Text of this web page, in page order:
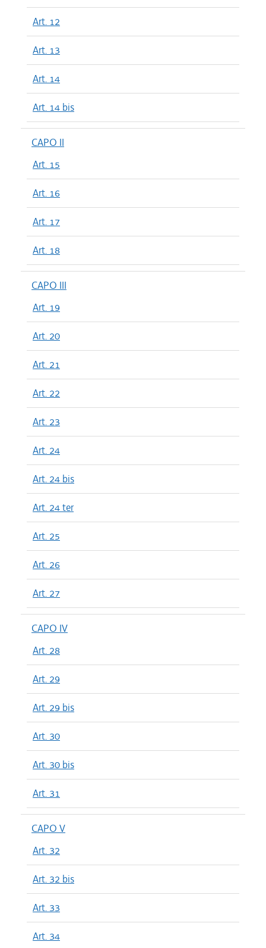
Art. 12
Art. 13
Art. 14
Art. 14 bis
CAPO II
Art. 15
Art. 16
Art. 17
Art. 18
CAPO III
Art. 19
Art. 20
Art. 21
Art. 22
Art. 23
Art. 24
Art. 24 bis
Art. 24 ter
Art. 25
Art. 26
Art. 27
CAPO IV
Art. 28
Art. 29
Art. 29 bis
Art. 30
Art. 30 bis
Art. 31
CAPO V
Art. 32
Art. 32 bis
Art. 33
Art. 34